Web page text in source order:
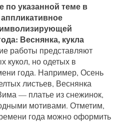
указанной теме в
Веснянка, кукла
работы представляют
кукол, но одетых в
года. Например, Осень
листьев, Веснянка
— платье из снежинок,
мотивами. Отметим,
года можно оформить